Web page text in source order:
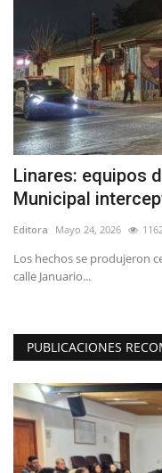
Linares: equipos
Municipal
Editora Mayo 24, 2026
Los hechos se produjeron
calle Januario...
PUBLICACIONES